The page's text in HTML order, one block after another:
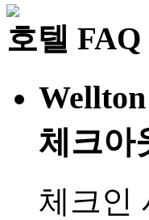
호텔 FAQ
체크아
체크인